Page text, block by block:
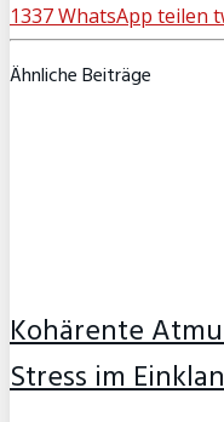
1337WhatsApp teilen
Ähnliche Beiträge
Kohärente
Stress im